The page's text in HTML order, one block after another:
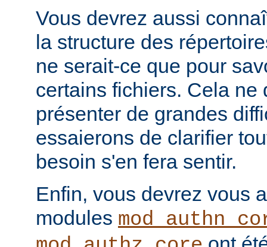
Vous devrez aussi
la structure des
ne serait-ce que pour
certains fichiers. Cela ne
présenter de grandes
essaierons de clarifier
besoin s'en fera sentir.
Enfin, vous devrez vous
modules